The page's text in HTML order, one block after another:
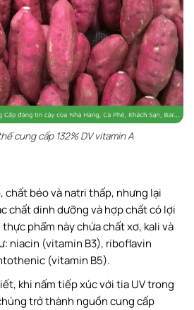
cung cấp 132% DV vitamin A
chất béo và natri thấp, nhưng lại
chất dinh dưỡng và hợp chất có lợi
phẩm này chứa chất xơ, kali và
niacin (vitamin B3), riboflavin
(vitamin B5).
khi nấm tiếp xúc với tia UV trong
trở thành nguồn cung cấp